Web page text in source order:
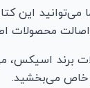
این
اصالت محصولات
برند اسیکس،
خاص می‌بخشید.